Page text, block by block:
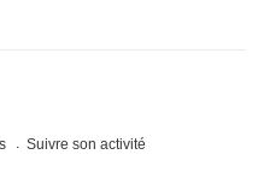
Suivre son activité